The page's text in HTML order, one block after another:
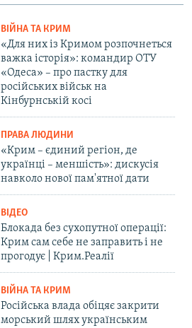
ВІЙНА ТА КРИМ
«Для них із Кримом розпочнеться
важка історія»: командир ОТУ
«Одеса» – про пастку для
російських військ на
Кінбурнській косі
ПРАВА ЛЮДИНИ
«Крим – єдиний регіон, де
українці – меншість»: дискусія
навколо нової пам'ятної дати
ВІДЕО
Блокада без сухопутної операції:
Крим сам себе не заправить і не
прогодує | Крим.Реалії
ВІЙНА ТА КРИМ
Російська влада обіцяє закрити
морський шлях українським